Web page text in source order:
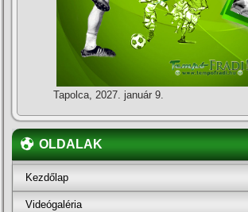
Tapolca, 2027. január 9.
OLDALAK
Kezdőlap
Videógaléria